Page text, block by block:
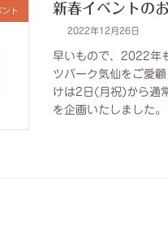
ント 新春イベントの
2022年12月26日
早いもので、2022年
ツパーク気仙をご愛
けは2日(月祝)から通
を企画いたしました